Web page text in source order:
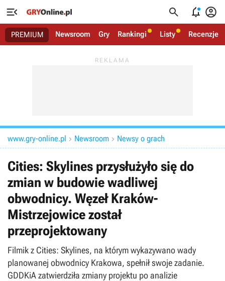
   
PREMIUM Newsroom Gry Rankingi Listy Recenzje
www.gry-online.pl  Newsroom  Newsy o grach
Cities: Skylines przysłużyło się do
zmian w budowie wadliwej
obwodnicy. Węzeł Kraków-
Mistrzejowice został
przeprojektowany
Filmik z Cities: Skylines, na którym wykazywano wady
planowanej obwodnicy Krakowa, spełnił swoje zadanie.
GDDKiA zatwierdziła zmiany projektu po analizie